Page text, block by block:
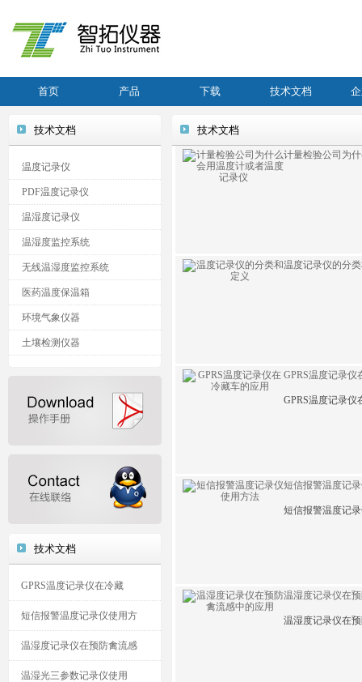
首页 产品 下载 技术文档
技术文档
温度记录仪
PDF温度记录仪
温湿度记录仪
温湿度监控系统
无线温湿度监控系统
医药温度保温箱
环境气象仪器
土壤检测仪器
技术文档
GPRS温度记录仪在冷藏
短信报警温度记录仪使用方
温湿度记录仪在预防禽流感
温湿光三参数记录仪使用
技术文档
计量检验公司为
温度记录仪的分
GPRS温度记录仪
GPRS温度记录仪
短信报警温度记
短信报警温度记
温湿度记录仪在
温湿度记录仪在